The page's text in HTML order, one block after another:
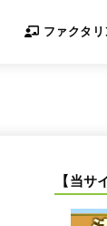
ファクタ
【当